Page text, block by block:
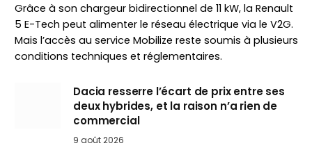
Grâce à son chargeur bidirectionnel de 11 kW, la Renault
5 E-Tech peut alimenter le réseau électrique via le V2G.
Mais l’accès au service Mobilize reste soumis à plusieurs
conditions techniques et réglementaires.
Dacia resserre l’écart de prix entre ses
deux hybrides, et la raison n’a rien de
commercial
9 août 2026